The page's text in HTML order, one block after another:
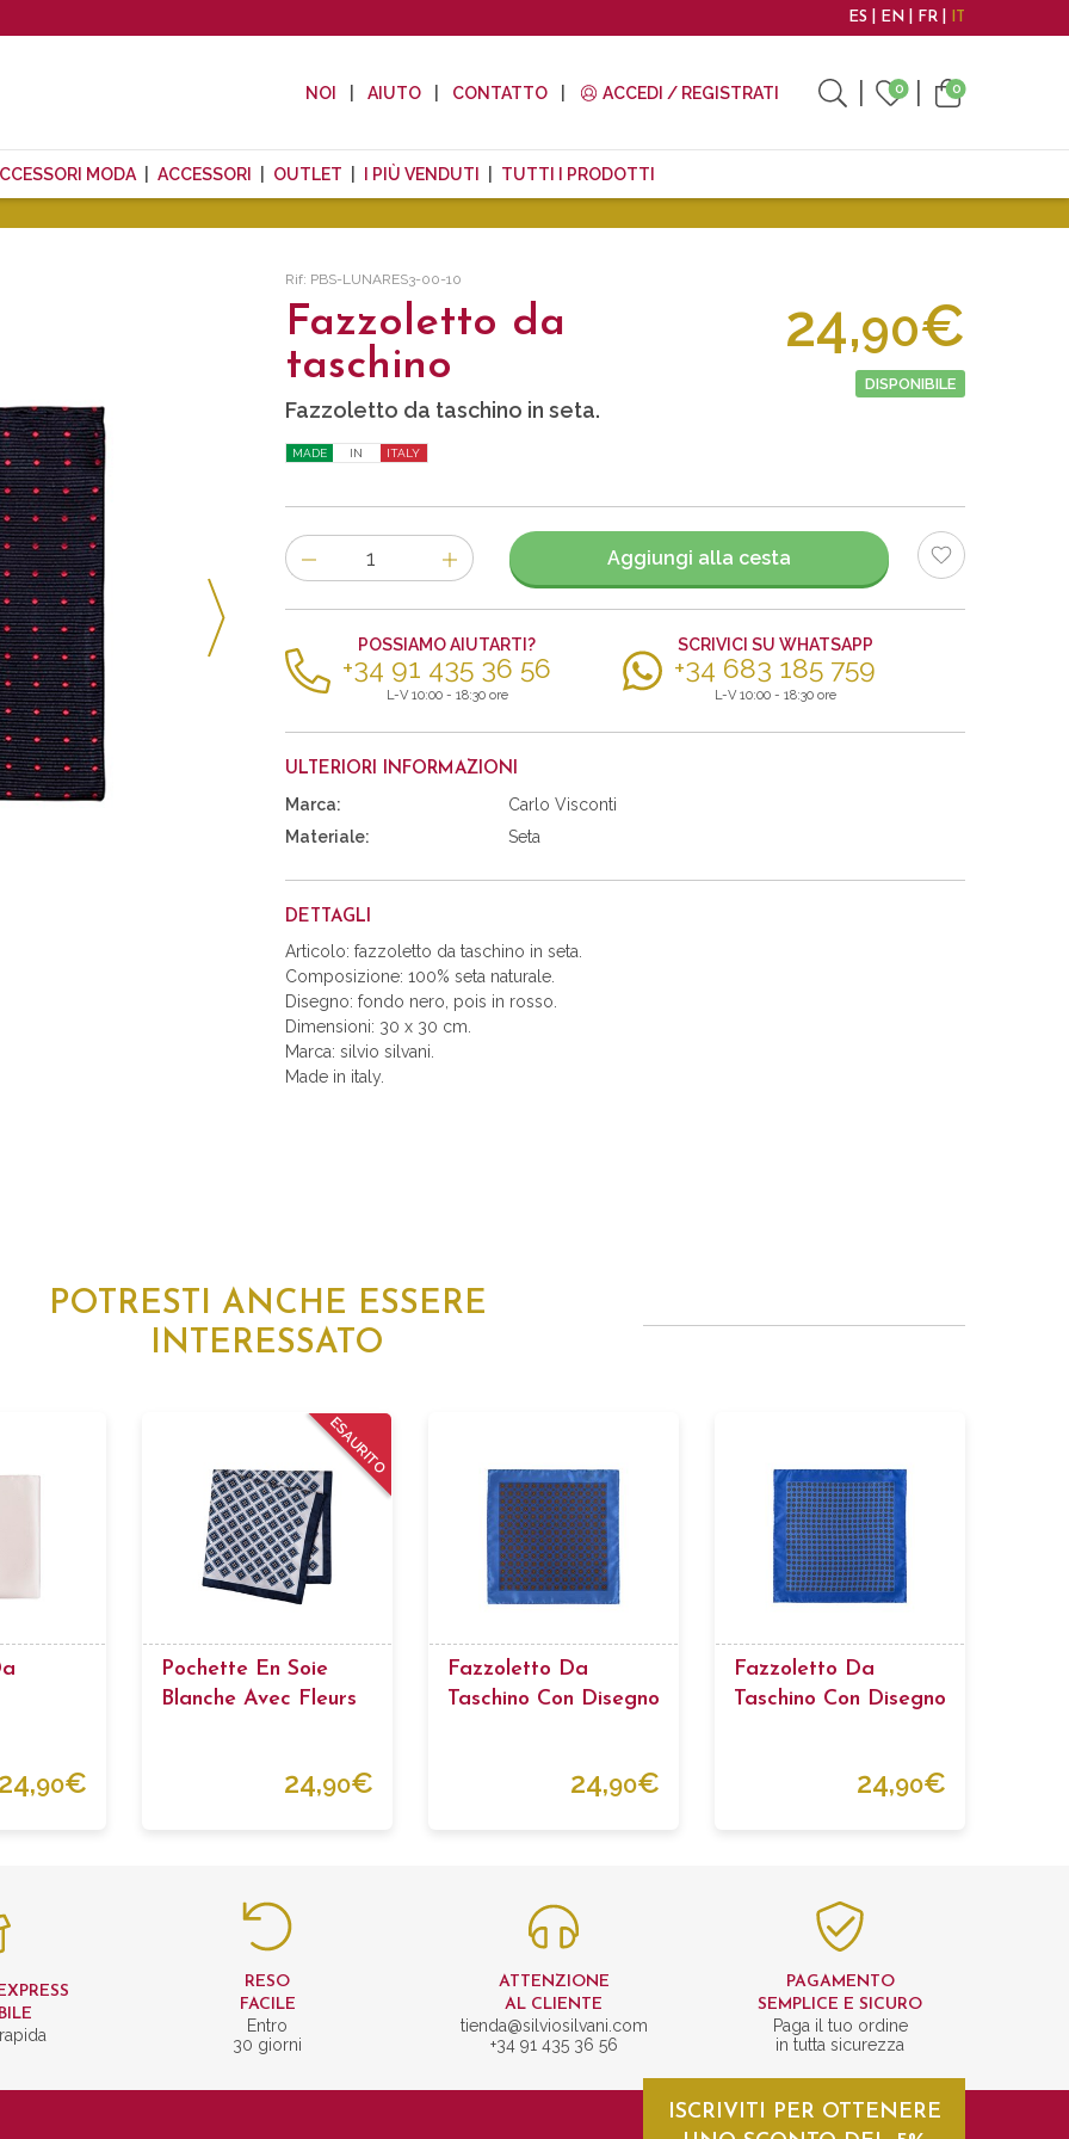
ES EN FR IT
NOI AIUTO CONTATTO ACCEDI / REGISTRATI 0 0
MODA ACCESSORI OUTLET I PIÙ VENDUTI TUTTI I PRODOTTI
Rif: PBS-LUNARES3-00-10
Fazzoletto da
taschino
Fazzoletto da taschino in seta.
MADE IN ITALY
24,90€
DISPONIBILE
Numero
di
articoli
Aggiungi alla cesta
POSSIAMO AIUTARTI?
+34 91 435 36 56
L-V 10:00 - 18:30 ore
SCRIVICI SU WHATSAPP
+34 683 185 759
L-V 10:00 - 18:30 ore
ULTERIORI INFORMAZIONI
Marca:
Carlo Visconti
Materiale:
Seta
DETTAGLI
Articolo: fazzoletto da taschino in seta.
Composizione: 100% seta naturale.
Disegno: fondo nero, pois in rosso.
Dimensioni: 30 x 30 cm.
Marca: silvio silvani.
Made in italy.
POTRESTI ANCHE ESSERE
INTERESSATO
24,90€
ESAURITO
Pochette En Soie
Blanche Avec Fleurs
24,90€
Fazzoletto Da
Taschino Con Disegno
24,90€
Fazzoletto Da
Taschino Con Disegno
24,90€
RESO
FACILE
Entro
30 giorni
ATTENZIONE
AL CLIENTE
tienda@silviosilvani.com
+34 91 435 36 56
PAGAMENTO
SEMPLICE E SICURO
Paga il tuo ordine
in tutta sicurezza
ISCRIVITI PER OTTENERE